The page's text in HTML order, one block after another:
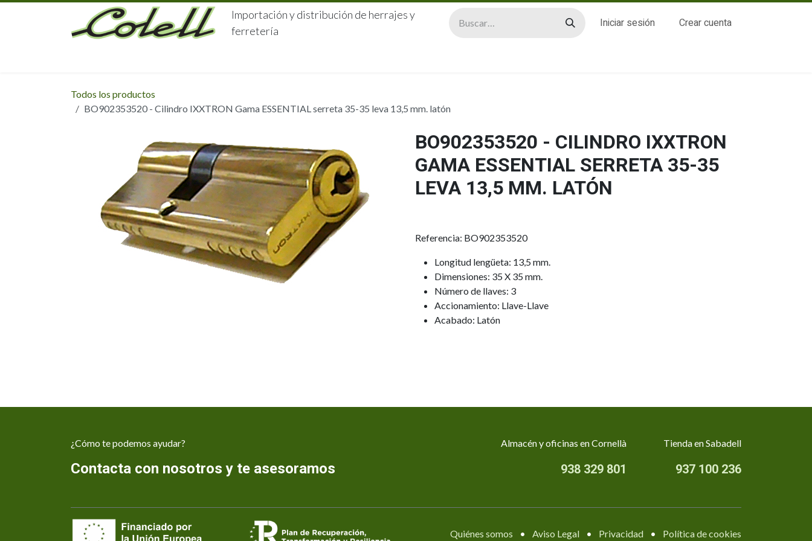
Ir al contenido
Importación y distribución de herrajes y
ferretería
Iniciar sesión Crear cuenta
Todos los productos
BO902353520 - Cilindro IXXTRON Gama ESSENTIAL serreta 35-35 leva 13,5 mm. latón
BO902353520 - CILINDRO IXXTRON
GAMA ESSENTIAL SERRETA 35-35
LEVA 13,5 MM. LATÓN
Referencia: BO902353520
Longitud lengüeta: 13,5 mm.
Dimensiones: 35 X 35 mm.
Número de llaves: 3
Accionamiento: Llave-Llave
Acabado: Latón
¿Cómo te podemos ayudar?
Contacta con nosotros y te asesoramos
Almacén y oficinas en Cornellà
938 329 801
Tienda en Sabadell
937 100 236
Quiénes somos • Aviso Legal • Privacidad • Política de cookies